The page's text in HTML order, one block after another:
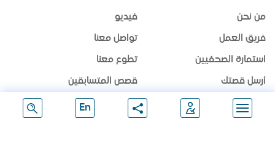
En
من نحن فيديو
فريق العمل تواصل معنا
استمارة الصحفيين تطوع معنا
أرسل قصتك قصص المتسابقين
الشركاء الرعاة